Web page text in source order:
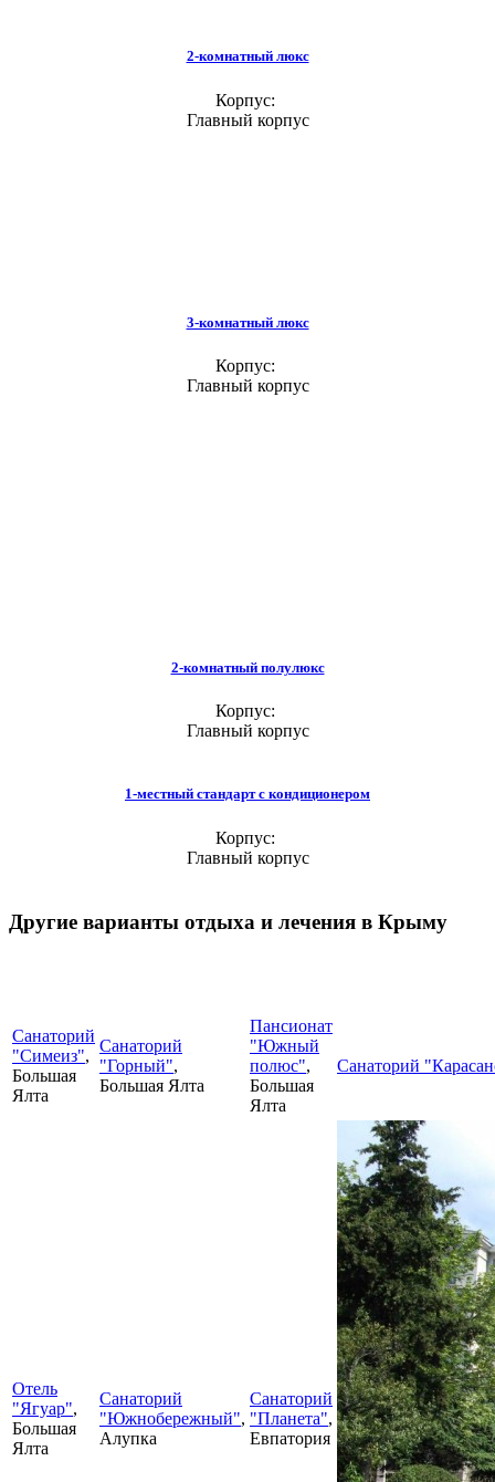
2-комнатный люкс
Корпус:
Главный корпус
3-комнатный люкс
Корпус:
Главный корпус
2-комнатный полулюкс
Корпус:
Главный корпус
1-местный стандарт с кондиционером
Корпус:
Главный корпус
Другие варианты отдыха и лечения в Крыму
Санаторий
"Симеиз",
Большая
Ялта
Санаторий
"Горный",
Большая Ялта
Пансионат
"Южный
полюс",
Большая
Ялта
Санаторий
Отель
"Ягуар",
Большая
Ялта
Санаторий
"Южнобережный",
Алупка
Санаторий
"Планета",
Евпатория